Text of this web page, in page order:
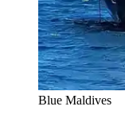
Blue Maldives